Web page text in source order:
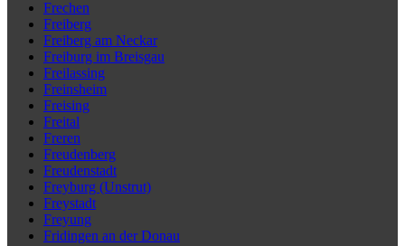
Frechen
Freiberg
Freiberg am Neckar
Freiburg im Breisgau
Freilassing
Freinsheim
Freising
Freital
Freren
Freudenberg
Freudenstadt
Freyburg (Unstrut)
Freystadt
Freyung
Fridingen an der Donau